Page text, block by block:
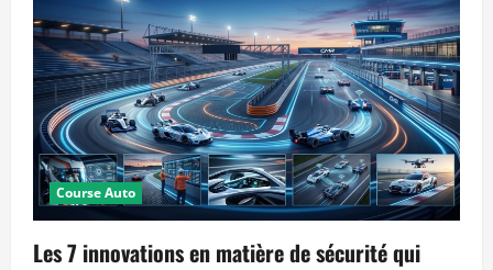
Course Auto
Les 7 innovations en matière de sécurité qui